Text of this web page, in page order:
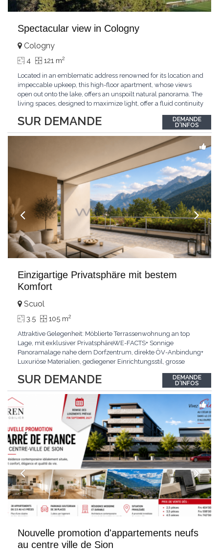
Spectacular view in Cologny
SUR DEMANDE
Cologny
4 121 m2
Located in an emblematic address renowned for its location and
impeccable upkeep, this high-floor apartment, whose views
open out onto the lake, offers an unspoilt natural panorama. The
living spaces, designed to maximize light, offer a fluid continuity
comprises two bedrooms, each with its own bathroom,
guaranteeing comfort and privacy. Private...
DEMANDE
D'INFOS
Einzigartige Privatsphäre mit bestem
Komfort
SUR DEMANDE
Scuol
3.5 105 m2
Attraktive Gelegenheit: Möblierte Terrassenwohnung an top
Lage, mit exklusiver PrivatsphäreWE-FACTS+ Sonnige
Panoramalage nahe dem Dorfzentrum, direkte ÖV-Anbindung+
Luxuriöse Materialien, gediegener Einrichtungsstil, grosse
gemeinschaftliche WaschküchePasst für:Geniesser von
Weitblick und gehobenem WohnkomfortDie Wohnung wird
hochwertig
DEMANDE
D'INFOS
Nouvelle promotion d'appartements neufs
au centre ville de Sion